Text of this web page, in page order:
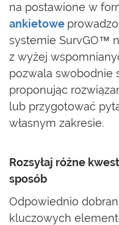
na postawione w
ankietowe
systemie SurvGO™
z wyżej
pozwala swobodnie
proponując
lub przygotować
własnym zakresie.
Rozsyłaj różne
sposób
Odpowiednio
kluczowych